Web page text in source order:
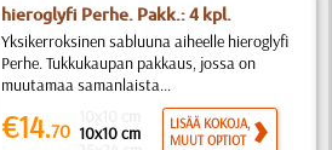
hieroglyfi Perhe. Pakk.: 4 kpl.
Yksikerroksinen sabluuna aiheelle hieroglyfi
Perhe. Tukkukaupan pakkaus, jossa on
muutamaa samanlaista...
€14.70 10x10 cm
LISÄÄ KOKOJA,
MUUT OPTIOT